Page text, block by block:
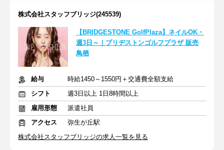
株式会社スタッフブリッジ(245539)
【BRIDGESTONE GolfPlaza】ネイルOK・
週3日～｜ブリヂストンゴルフプラザ 販売
鳥栖
給与
時給1450～1550円＋交通費全額支給
シフト
週3日以上 1日8時間以上
雇用形態
派遣社員
アクセス
弥生が丘駅
株式会社スタッフブリッジの求人一覧を見る